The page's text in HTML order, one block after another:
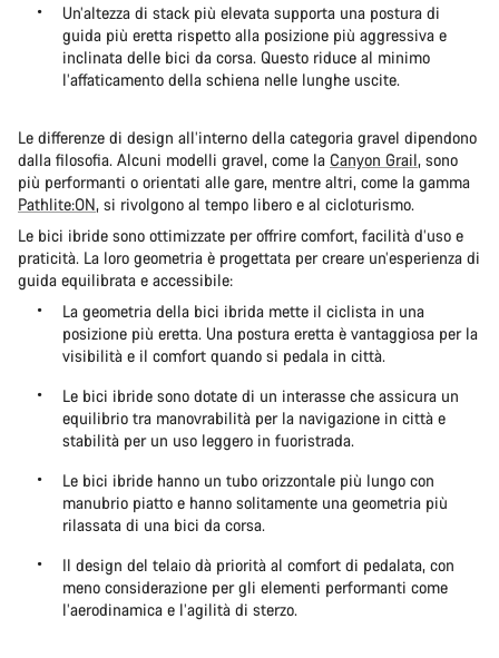
Un’altezza di stack più elevata supporta una postura di
guida più eretta rispetto alla posizione più aggressiva e
inclinata delle bici da corsa. Questo riduce al minimo
l’affaticamento della schiena nelle lunghe uscite.
Le differenze di design all’interno della categoria gravel dipendono
dalla filosofia. Alcuni modelli gravel, come la Canyon Grail, sono
più performanti o orientati alle gare, mentre altri, come la gamma
Pathlite:ON, si rivolgono al tempo libero e al cicloturismo.
Le bici ibride sono ottimizzate per offrire comfort, facilità d’uso e
praticità. La loro geometria è progettata per creare un’esperienza di
guida equilibrata e accessibile:
La geometria della bici ibrida mette il ciclista in una
posizione più eretta. Una postura eretta è vantaggiosa per la
visibilità e il comfort quando si pedala in città.
Le bici ibride sono dotate di un interasse che assicura un
equilibrio tra manovrabilità per la navigazione in città e
stabilità per un uso leggero in fuoristrada.
Le bici ibride hanno un tubo orizzontale più lungo con
manubrio piatto e hanno solitamente una geometria più
rilassata di una bici da corsa.
Il design del telaio dà priorità al comfort di pedalata, con
meno considerazione per gli elementi performanti come
l’aerodinamica e l’agilità di sterzo.